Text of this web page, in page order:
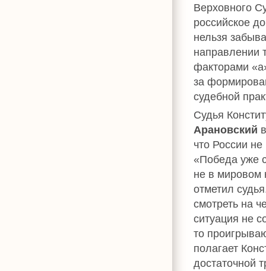
Верховного
российское
нельзя
направлении
факторами
за
судебной
Судья
Арановский
что России
«Победа уже
не в мировом
отметил
смотреть на
ситуация не
то
полагает
достаточной